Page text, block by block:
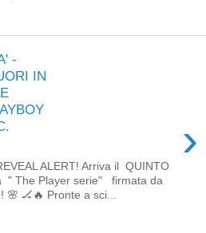
-
IN
›
ALERT! Arriva il QUINTO
" The Player serie" firmata da
🌸 🏒🔥 Pronte a sci...